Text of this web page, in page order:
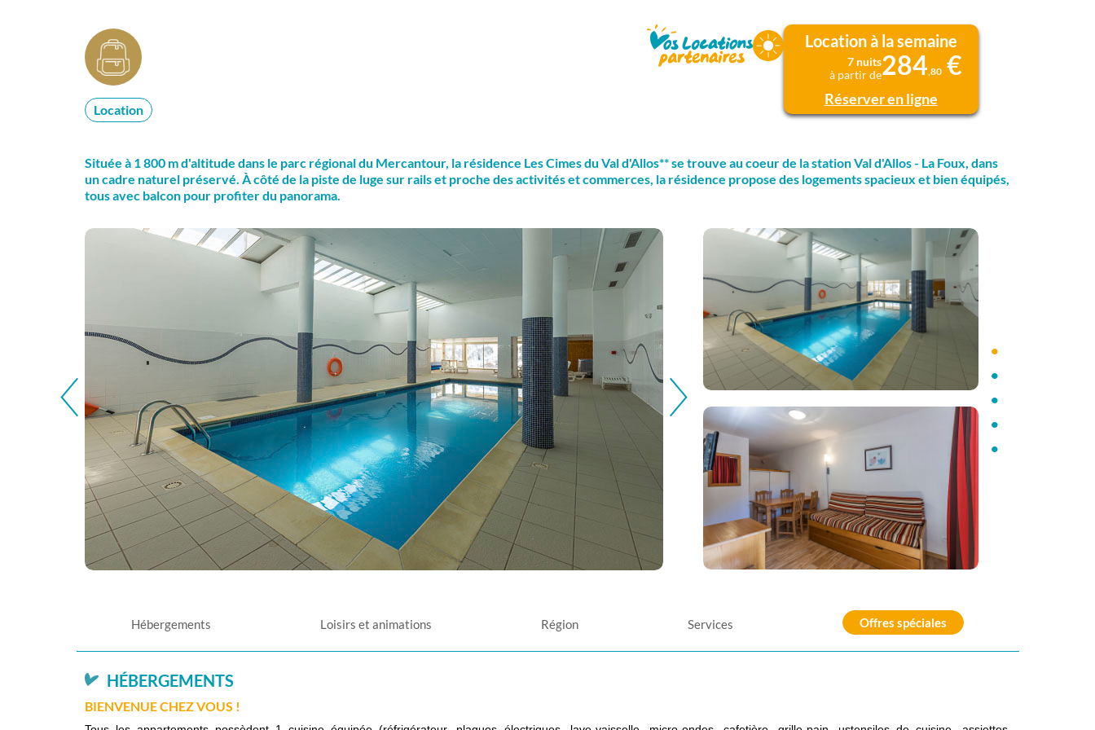
Location à la semaine
7 nuits
à partir de284 ,80€
Réserver en ligne
Location
Située à 1 800 m d'altitude dans le parc régional du Mercantour, la résidence Les Cimes du Val d'Allos** se trouve au coeur de la station Val d'Allos - La Foux, dans
un cadre naturel préservé. À côté de la piste de luge sur rails et proche des activités et commerces, la résidence propose des logements spacieux et bien équipés,
tous avec balcon pour profiter du panorama.
•
•
•
•
•
Hébergements Loisirs et animations Région Services Offres spéciales
HÉBERGEMENTS
BIENVENUE CHEZ VOUS !